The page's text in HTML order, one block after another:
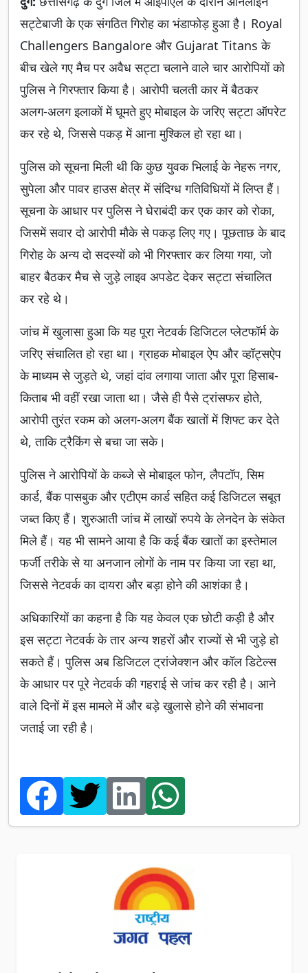
सट्टेबाजी के एक संगठित गिरोह का भंडाफोड़ हुआ है। Royal
Challengers Bangalore और Gujarat Titans के
बीच खेले गए मैच पर अवैध सट्टा चलाने वाले चार आरोपियों को
पुलिस ने गिरफ्तार किया है। आरोपी चलती कार में बैठकर
अलग-अलग इलाकों में घूमते हुए मोबाइल के जरिए सट्टा ऑपरेट
कर रहे थे, जिससे पकड़ में आना मुश्किल हो रहा था।
पुलिस को सूचना मिली थी कि कुछ युवक भिलाई के नेहरू नगर,
सुपेला और पावर हाउस क्षेत्र में संदिग्ध गतिविधियों में लिप्त हैं।
सूचना के आधार पर पुलिस ने घेराबंदी कर एक कार को रोका,
जिसमें सवार दो आरोपी मौके से पकड़ लिए गए। पूछताछ के बाद
गिरोह के अन्य दो सदस्यों को भी गिरफ्तार कर लिया गया, जो
बाहर बैठकर मैच से जुड़े लाइव अपडेट देकर सट्टा संचालित
कर रहे थे।
जांच में खुलासा हुआ कि यह पूरा नेटवर्क डिजिटल प्लेटफॉर्म के
जरिए संचालित हो रहा था। ग्राहक मोबाइल ऐप और व्हॉट्सऐप
के माध्यम से जुड़ते थे, जहां दांव लगाया जाता और पूरा हिसाब-
किताब भी वहीं रखा जाता था। जैसे ही पैसे ट्रांसफर होते,
आरोपी तुरंत रकम को अलग-अलग बैंक खातों में शिफ्ट कर देते
थे, ताकि ट्रैकिंग से बचा जा सके।
पुलिस ने आरोपियों के कब्जे से मोबाइल फोन, लैपटॉप, सिम
कार्ड, बैंक पासबुक और एटीएम कार्ड सहित कई डिजिटल सबूत
जब्त किए हैं। शुरुआती जांच में लाखों रुपये के लेनदेन के संकेत
मिले हैं। यह भी सामने आया है कि कई बैंक खातों का इस्तेमाल
फर्जी तरीके से या अनजान लोगों के नाम पर किया जा रहा था,
जिससे नेटवर्क का दायरा और बड़ा होने की आशंका है।
अधिकारियों का कहना है कि यह केवल एक छोटी कड़ी है और
इस सट्टा नेटवर्क के तार अन्य शहरों और राज्यों से भी जुड़े हो
सकते हैं। पुलिस अब डिजिटल ट्रांजेक्शन और कॉल डिटेल्स
के आधार पर पूरे नेटवर्क की गहराई से जांच कर रही है। आने
वाले दिनों में इस मामले में और बड़े खुलासे होने की संभावना
जताई जा रही है।